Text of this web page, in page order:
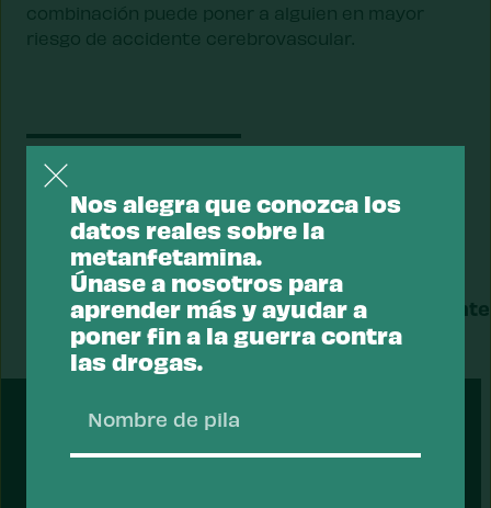
combinación puede poner a alguien en mayor
riesgo de accidente cerebrovascular.
Revisado y actualizado por Jules Netherland, PhD, y
la Dra. Sheila P. Vakharia el 26/05/2023.
Dato
anterior
Siguiente
dato
Nos alegra que conozca los
datos reales sobre la
metanfetamina.
Únase a nosotros para
aprender más y ayudar a
poner fin a la guerra contra
las drogas.
pila
PRESENTADO